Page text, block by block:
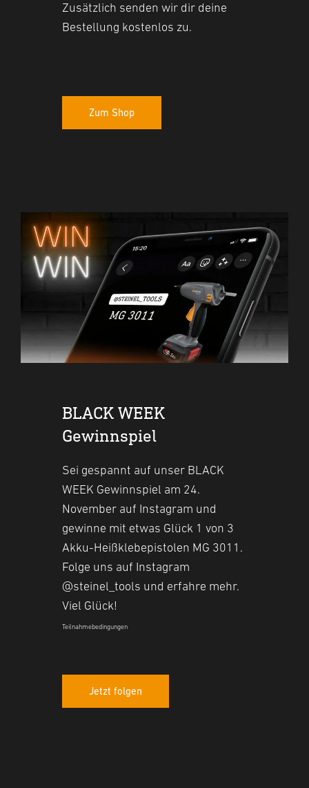
Zusätzlich senden wir dir deine
Bestellung kostenlos zu.
Zum Shop
BLACK WEEK
Gewinnspiel
Sei gespannt auf unser BLACK
WEEK Gewinnspiel am 24.
November auf Instagram und
gewinne mit etwas Glück 1 von 3
Akku-Heißklebepistolen MG 3011.
Folge uns auf Instagram
@steinel_tools und erfahre mehr.
Viel Glück!
Teilnahmebedingungen
Jetzt folgen